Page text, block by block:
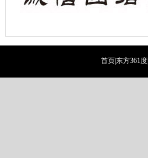
首页|东方361度|